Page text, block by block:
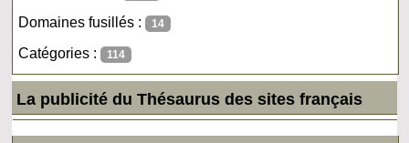
Domaines fusillés : 14
Catégories : 114
La publicité du Thésaurus des sites français